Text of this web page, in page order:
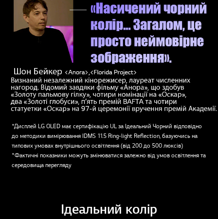
*Дисплей LG OLED має сертифікацію UL за Ідеальний Чорний відповідно
до методики вимірювання IDMS 11.5 Ring-light Reflection, базуючись на
типових умовах внутрішнього освітлення (від 200 до 500 люксів)
*Фактичні показники можуть змінюватися залежно від умов освітлення та
середовища перегляду
Ідеальний колір